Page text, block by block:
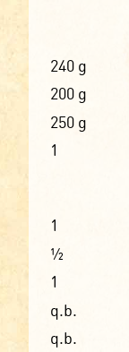
240 g
200 g
250 g
1
1
½
1
q.b.
q.b.